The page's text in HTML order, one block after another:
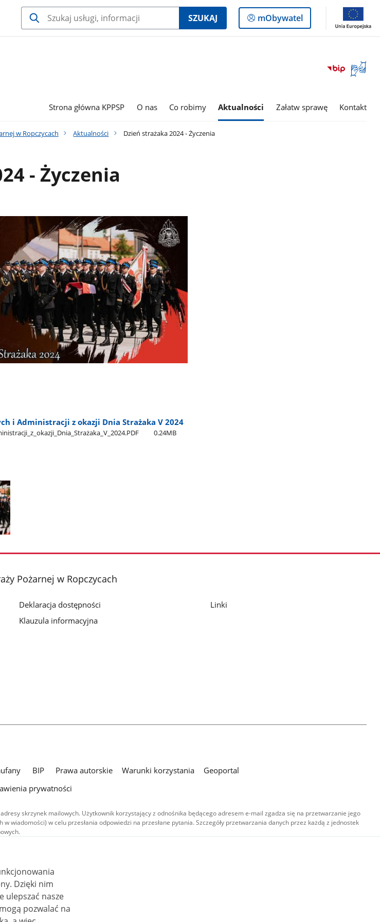
SZUKAJ
Logowanie
do
mObywatel
Otwórz
okno
języka
Strona główna KPPSP O nas Co robimy Aktualności Załatw sprawę Kontakt
w Ropczycach Aktualności Dzień strażaka 2024 - Życzenia
- Życzenia
i Administracji z okazji Dnia Strażaka V 2024
0.24MB
Pożarnej w Ropczycach
Deklaracja dostępności
Klauzula informacyjna
Linki
BIP Prawa autorskie Warunki korzystania
Geoportal
prywatności
skrzynek mailowych. Użytkownik korzystający z odnośnika będącego adresem e-mail zgadza się na przetwarzanie jego
wiadomości) w celu przesłania odpowiedzi na przesłane pytania. Szczegóły przetwarzania danych przez każdą z jednostek
treści audiowizualnych), są
uznanie autorstwa - na tych samych
w tym zdjęcia, materiały audio i wideo,
uznanie autorstwa użycie niekomercyjne -
o ile nie jest to stwierdzone inaczej.
ulepszać nasze